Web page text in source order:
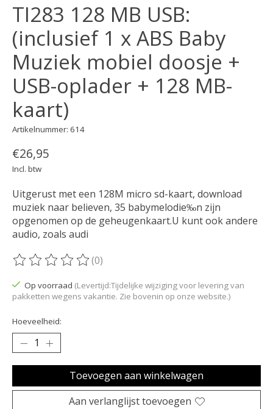
TI283 128 MB USB:
(inclusief 1 x ABS Baby
Muziek mobiel doosje +
USB-oplader + 128 MB-
kaart)
Artikelnummer: 614
€26,95
Incl. btw
Uitgerust met een 128M micro sd-kaart, download
muziek naar believen, 35 babymelodie‰n zijn
opgenomen op de geheugenkaart.U kunt ook andere
audio, zoals audi
De beoordeling van dit product is
(0)
Op voorraad (Levertijd:Tijdelijke wijziging voor levering van
pakketten wegens vakantie. Zie bovenin op onze website.)
Hoeveelheid:
Toevoegen aan winkelwagen
Aan verlanglijst toevoegen